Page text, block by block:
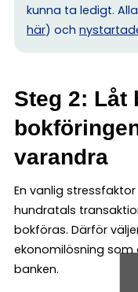
kunna ta ledigt.
här) och
Steg 2: Låt
varandra
En vanlig
hundratals
bokföras. Därför
ekonomilösning
banken.